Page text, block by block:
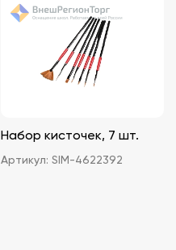
Набор кисточек, 7 шт.
Артикул: SIM-4622392